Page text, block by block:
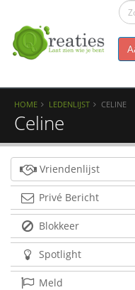
HOME LEDENLIJST CELINE
Celine
Vriendenlijst
Privé Bericht
Blokkeer
Spotlight
Meld